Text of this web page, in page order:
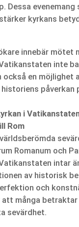
Dessa evenemang
kyrkans
innebär mötet
inte
också en
påverkan
i
Rom
Romanum och
intar
av historisk
och
många betraktar
sevärdhet.